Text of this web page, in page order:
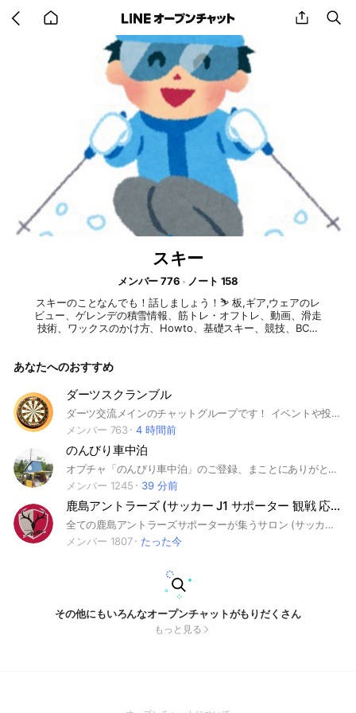
back share
スキー
メンバー 776
ノート 158
スキーのことなんでも！話しましょう！⛷ 板,ギア,ウェアのレ
ビュー、ゲレンデの積雪情報、筋トレ・オフトレ、動画、滑走
技術、ワックスのかけ方、Howto、基礎スキー、競技、BC、
車好き、初心者、ウィンタースポーツ好き、インラインスケー
あなたへのおすすめ
ダーツスクランブル
ダーツ交流メインのチャットグループです！ イベントや投げ会、情報交換などさまざまな交流に使いましょう！ ＊誹謗中傷コメントや倫理に反する行為を働いた方は即刻退会とします。
メンバー 763
4 時間前
のんびり車中泊
オプチャ「のんびり車中泊」のご登録、まことにありがとうございます。 ここのオプチャのご利用にあたり、以下の点をご確認ください。 （1）ここは「車中泊」を中心とするオプチャです。 （2）こちらで情報交換で聞いた事や実例も、運用は自己責任になります。 （3）車中泊や旅での出会いは自然ですが、こちらは男女出会系ではありません。 （4）喧嘩とか変な勧誘は問答無用。 （5）各項目の詳細については、LINEオープンチャット安全安心ガイドラインに準じます。https://openchat-jp.line.me/other/guideline （6）上記の発言や行動について、管理者及び副管理者が不適切と思うに至った場合は、削除や退室になることもあります。 基本的には参加者のモラルで運営しております。楽しい車中泊ライフを共有しましょう。 #軽キャンパー #温泉 #道の駅 #キャンピングカー
メンバー 1245
39 分前
鹿島アントラーズ (サッカー J1 サポーター 観戦 応援 DAZN 日本代表 ACL )
全ての鹿島アントラーズサポーターが集うサロン (サッカー J1 サポーター 観戦 応援 DAZN 日本代表 ACL )
メンバー 1807
たった今
その他にもいろんなオープンチャットがもりだくさん
もっと見る